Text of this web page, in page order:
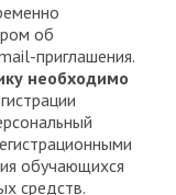
об
приглашения.
необходимо
обучающихся
средств.